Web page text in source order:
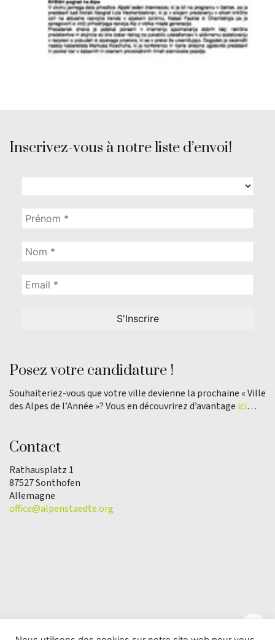
Inscrivez-vous à notre liste d’envoi!
Posez votre candidature !
Souhaiteriez-vous que votre ville devienne la prochaine « Ville
des Alpes de l’Année »? Vous en découvrirez d’avantage ici…
Contact
Rathausplatz 1
87527 Sonthofen
Allemagne
office@alpenstaedte.org